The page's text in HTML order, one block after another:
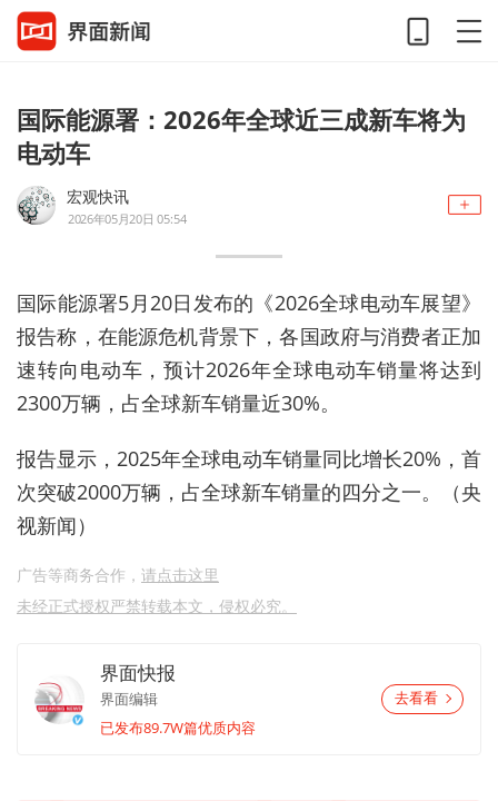
国际能源署：2026年全球近三成新车将为
电动车
宏观快讯
2026年05月20日 05:54
国际能源署5月20日发布的《2026全球电动车展望》
报告称，在能源危机背景下，各国政府与消费者正加
速转向电动车，预计2026年全球电动车销量将达到
2300万辆，占全球新车销量近30%。
报告显示，2025年全球电动车销量同比增长20%，首
次突破2000万辆，占全球新车销量的四分之一。（央
视新闻）
广告等商务合作， 请点击这里
未经正式授权严禁转载本文，侵权必究。
界面快报
界面编辑
已发布89.7W篇优质内容
去看看